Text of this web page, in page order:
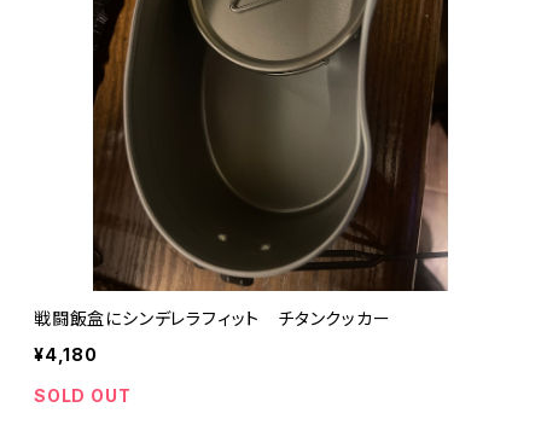
戦闘飯盒にシンデレラフィット チタンクッカー
¥4,180
SOLD OUT